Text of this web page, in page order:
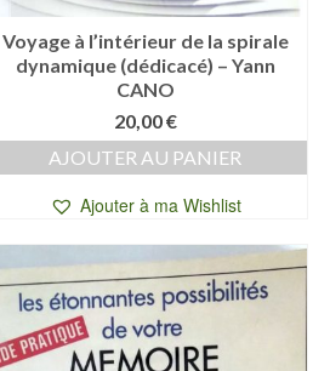
Voyage à l’intérieur de la spirale
dynamique (dédicacé) – Yann
CANO
20,00€
AJOUTER AU PANIER
Ajouter à ma Wishlist